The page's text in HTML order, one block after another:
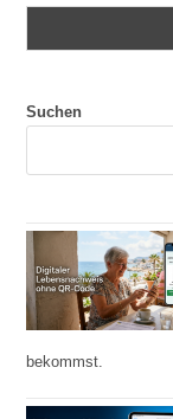
Suchen
bekommst.